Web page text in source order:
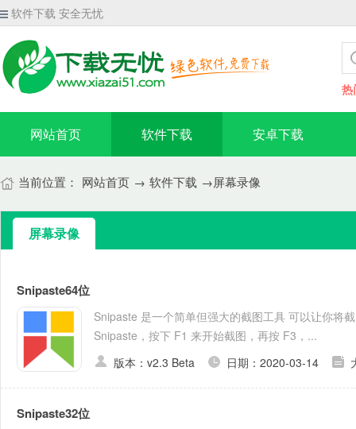
软件下载 安全无忧
热
网站首页 软件下载 安卓下载
当前位置： 网站首页 → 软件下载 →屏幕录像
屏幕录像
Snipaste64位
Snipaste 是一个简单但强大的截图工具 可以让你将
Snipaste，按下 F1 来开始截图，再按 F3，...
版本：v2.3 Beta
日期：2020-03-14
Snipaste32位